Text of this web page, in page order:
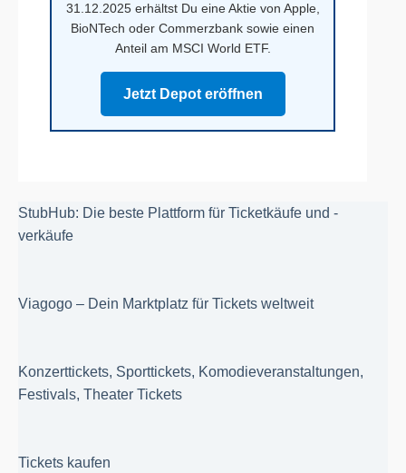
31.12.2025 erhältst Du eine Aktie von Apple,
BioNTech oder Commerzbank sowie einen
Anteil am MSCI World ETF.
Jetzt Depot eröffnen
StubHub: Die beste Plattform für Ticketkäufe und -
verkäufe
Viagogo – Dein Marktplatz für Tickets weltweit
Konzerttickets, Sporttickets, Komodieveranstaltungen,
Festivals, Theater Tickets
Tickets kaufen